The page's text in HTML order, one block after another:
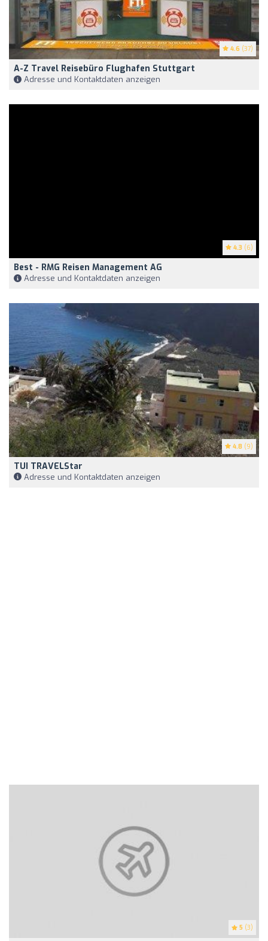
4.6 (37)
A-Z Travel Reisebüro Flughafen Stuttgart
Adresse und Kontaktdaten anzeigen
4.3 (6)
Best - RMG Reisen Management AG
Adresse und Kontaktdaten anzeigen
4.8 (9)
TUI TRAVELStar
Adresse und Kontaktdaten anzeigen
5 (3)